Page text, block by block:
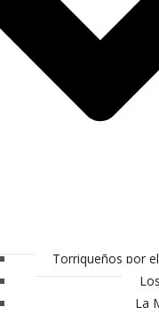
Torriqueños por
La